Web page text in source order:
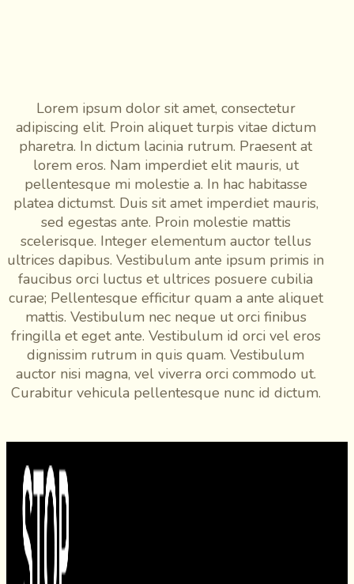
Lorem ipsum dolor sit amet, consectetur
adipiscing elit. Proin aliquet turpis vitae dictum
pharetra. In dictum lacinia rutrum. Praesent at
lorem eros. Nam imperdiet elit mauris, ut
pellentesque mi molestie a. In hac habitasse
platea dictumst. Duis sit amet imperdiet mauris,
sed egestas ante. Proin molestie mattis
scelerisque. Integer elementum auctor tellus
ultrices dapibus. Vestibulum ante ipsum primis in
faucibus orci luctus et ultrices posuere cubilia
curae; Pellentesque efficitur quam a ante aliquet
mattis. Vestibulum nec neque ut orci finibus
fringilla et eget ante. Vestibulum id orci vel eros
dignissim rutrum in quis quam. Vestibulum
auctor nisi magna, vel viverra orci commodo ut.
Curabitur vehicula pellentesque nunc id dictum.